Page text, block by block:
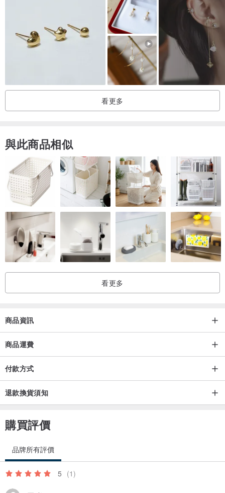
●心意卡（可書寫祝福）
為減少國際運輸中的不必要浪費，我們默認不附小手提袋。
✨ 如果您計劃將飾品作為禮物送人，可通過禮品袋加購連結（價格為
1元）告知我們，下單只是為了提醒我們幫您準備禮袋，讓送禮更體
✨ 另有神秘禮物加購連結，可為您的訂單增添小驚喜。
神秘禮物加購連結 ➤➤➤cn.pinkoi.com/product/QKtgKm4r
【材質說明 | Material Information】
●主材：天然珍珠（淡水珍珠 & 海水珍珠）、天然寶石，獨一無二
●配件：316L不鏽鋼、S925銀、14K及18K鍍金，低敏材質
⚠️ 但因個人體質不同，無法保證絕對不過敏
【尺寸說明 | Size Information】
●項鍊標準尺寸：35–60cm（含扣子長度，不含延長鏈）
●✨ 特別說明：項鍊尺寸均包含扣子長度，延長鏈不計入；手鍊尺寸
根據需求定制其他尺寸，請聯繫定制。
【經營理念 | Business Philosophy】
材質與極簡風格，為每位佩戴者雕琢獨特的溫度與記憶，傳遞極簡優
在 MYSOYA，我們創作的不是冰冷的飾品，而是溫暖的禮物。每一件
作品都承載著獨特的情感，旨在成為連結您或您與摯愛的私密紐帶，
看更多
與此商品相似
看更多
商品資訊
商品運費
付款方式
退款換貨須知
購買評價
品牌所有評價
5 (1)